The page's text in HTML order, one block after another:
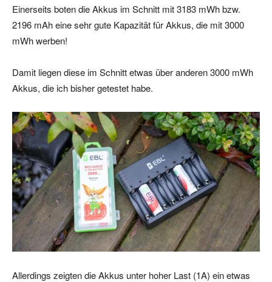
Einerseits boten die Akkus im Schnitt mit 3183 mWh bzw.
2196 mAh eine sehr gute Kapazität für Akkus, die mit 3000
mWh werben!
Damit liegen diese im Schnitt etwas über anderen 3000 mWh
Akkus, die ich bisher getestet habe.
Allerdings zeigten die Akkus unter hoher Last (1A) ein etwas